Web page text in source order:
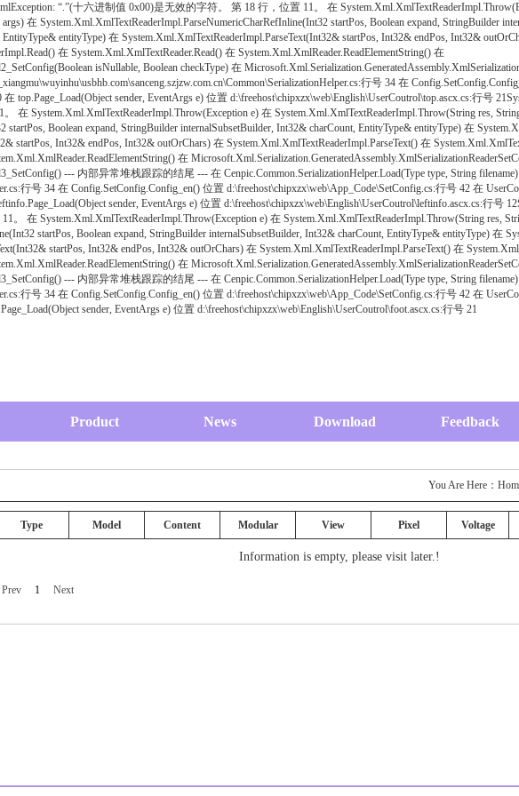
“.”(十六进制值 0x00)是无效的字符。 第 18 行，位置 11。 在
在 System.Xml.XmlTextReaderImpl.ParseNumericCharRefInline(Int32 startPos, Boolean expand, StringBuilder
entityType) 在 System.Xml.XmlTextReaderImpl.ParseText(Int32& startPos, Int32& endPos, Int32&
在 System.Xml.XmlTextReader.Read() 在 System.Xml.XmlReader.ReadElementString() 在
isNullable, Boolean checkType) 在
行号 34 在
top.Page_Load(Object sender, EventArgs e) 位置 d:\freehost\chipxzx\web\English\UserCoutrol\top.ascx.cs:行号
System.Xml.XmlTextReaderImpl.Throw(Exception e) 在 System.Xml.XmlTextReaderImpl.Throw(String res,
Boolean expand, StringBuilder internalSubsetBuilder, Int32& charCount, EntityType& entityType) 在
startPos, Int32& endPos, Int32& outOrChars) 在 System.Xml.XmlTextReaderImpl.ParseText() 在
在
--- 内部异常堆栈跟踪的结尾 --- 在 Cenpic.Common.SerializationHelper.Load(Type type, String
行号 34 在 Config.SetConfig.Config_en() 位置 d:\freehost\chipxzx\web\App_Code\SetConfig.cs:行号 42 在
sender, EventArgs e) 位置 d:\freehost\chipxzx\web\English\UserCoutrol\leftinfo.ascx.cs:行
在 System.Xml.XmlTextReaderImpl.Throw(Exception e) 在 System.Xml.XmlTextReaderImpl.Throw(String res,
startPos, Boolean expand, StringBuilder internalSubsetBuilder, Int32& charCount, EntityType& entityType) 在
startPos, Int32& endPos, Int32& outOrChars) 在 System.Xml.XmlTextReaderImpl.ParseText() 在
在
--- 内部异常堆栈跟踪的结尾 --- 在 Cenpic.Common.SerializationHelper.Load(Type type, String
行号 34 在 Config.SetConfig.Config_en() 位置 d:\freehost\chipxzx\web\App_Code\SetConfig.cs:行号 42 在
sender, EventArgs e) 位置 d:\freehost\chipxzx\web\English\UserCoutrol\foot.ascx.cs:行号 21
Product News Download Feedback
You Are Here：
Type Model Content Modular View Pixel Voltage
Information is empty, please visit later.!
Prev 1 Next